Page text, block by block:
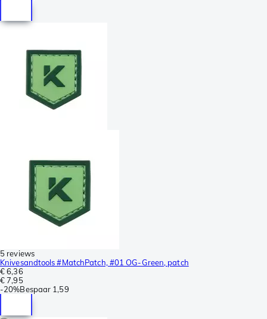
5 reviews
Knivesandtools #MatchPatch, #01 OG-Green, patch
€ 6,36
€ 7,95
-20%Bespaar 1,59